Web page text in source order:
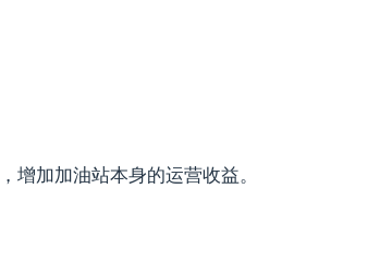
，增加加油站本身的运营收益。